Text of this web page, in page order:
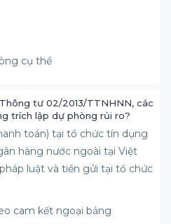
cụ thể
tư 02/2013/TTNHNN, các
trích lập dự phòng rủi ro?
toán) tại tổ chức tín dụng
hàng nước ngoài tại Việt
luật và tiền gửi tại tổ chức
cam kết ngoại bảng